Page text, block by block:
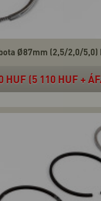
Ø87mm (2,5/2,0/5,0)
HUF (5 110 HUF +